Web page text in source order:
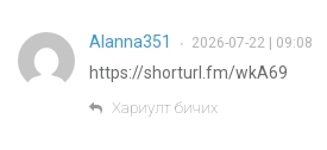
Alanna351 • 2026-07-22 | 09:08
https://shorturl.fm/wkA69
Хариулт бичих